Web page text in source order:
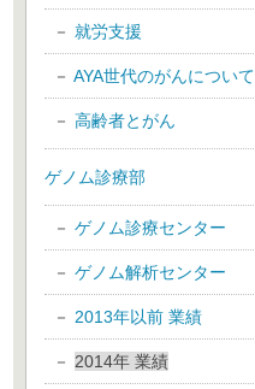
就労支援
AYA世代のがんについて
高齢者とがん
ゲノム診療部
ゲノム診療センター
ゲノム解析センター
2013年以前 業績
2014年 業績